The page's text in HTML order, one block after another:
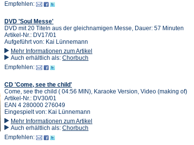
Empfehlen:
DVD 'Soul Messe'
DVD mit 20 Titeln aus der gleichnamigen Messe, Dauer: 57 Minuten
Artikel-Nr.: DV17/01
Aufgeführt von: Kai Lünnemann
Mehr Informationen zum Artikel
Auch erhältlich als: Chorbuch
Empfehlen:
CD 'Come, see the child'
Come, see the child ( 04:56 MIN), Karaoke Version, Video (making of)
Artikel-Nr.: DV30/01
EAN 4 280000 276049
Eingespielt von: Kai Lünnemann
Mehr Informationen zum Artikel
Auch erhältlich als: Chorbuch
Empfehlen: